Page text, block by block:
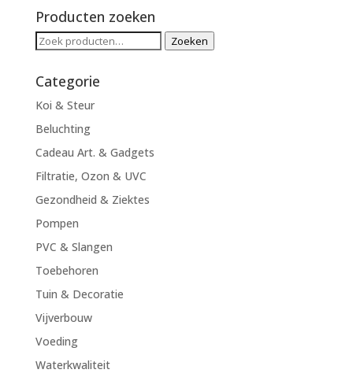
Producten zoeken
Zoeken
Zoeken
Categorie
Koi & Steur
Beluchting
Cadeau Art. & Gadgets
Filtratie, Ozon & UVC
Gezondheid & Ziektes
Pompen
PVC & Slangen
Toebehoren
Tuin & Decoratie
Vijverbouw
Voeding
Waterkwaliteit